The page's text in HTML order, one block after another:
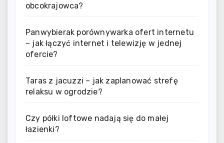
obcokrajowca?
Panwybierak porównywarka ofert internetu
– jak łączyć internet i telewizję w jednej
ofercie?
Taras z jacuzzi – jak zaplanować strefę
relaksu w ogrodzie?
Czy półki loftowe nadają się do małej
łazienki?